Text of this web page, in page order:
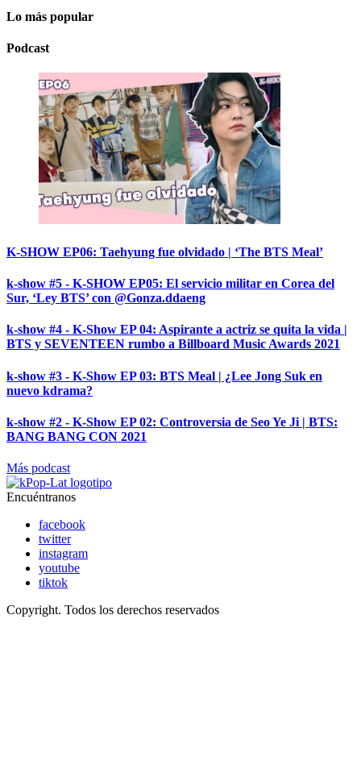
Lo más popular
Podcast
K-SHOW EP06: Taehyung fue olvidado | ‘The BTS Meal’
k-show #5 - K-SHOW EP05: El servicio militar en Corea del
Sur, ‘Ley BTS’ con @Gonza.ddaeng
k-show #4 - K-Show EP 04: Aspirante a actriz se quita la vida |
BTS y SEVENTEEN rumbo a Billboard Music Awards 2021
k-show #3 - K-Show EP 03: BTS Meal | ¿Lee Jong Suk en
nuevo kdrama?
k-show #2 - K-Show EP 02: Controversia de Seo Ye Ji | BTS:
BANG BANG CON 2021
Más podcast
Encuéntranos
facebook
twitter
instagram
youtube
tiktok
Copyright. Todos los derechos reservados